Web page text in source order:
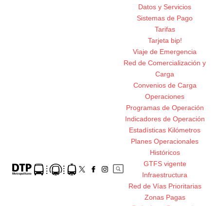
Datos y Servicios
Sistemas de Pago
Tarifas
Tarjeta bip!
Viaje de Emergencia
Red de Comercialización y
Carga
Convenios de Carga
Operaciones
Programas de Operación
Indicadores de Operación
Estadísticas Kilómetros
Planes Operacionales
Históricos
GTFS vigente
Infraestructura
Red de Vías Prioritarias
Zonas Pagas